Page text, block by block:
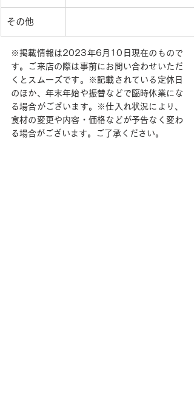
その他
※掲載情報は2023年6月10日現在のもので
す。ご来店の際は事前にお問い合わせいただ
くとスムーズです。※記載されている定休日
のほか、年末年始や振替などで臨時休業にな
る場合がございます。※仕入れ状況により、
食材の変更や内容・価格などが予告なく変わ
る場合がございます。ご了承ください。